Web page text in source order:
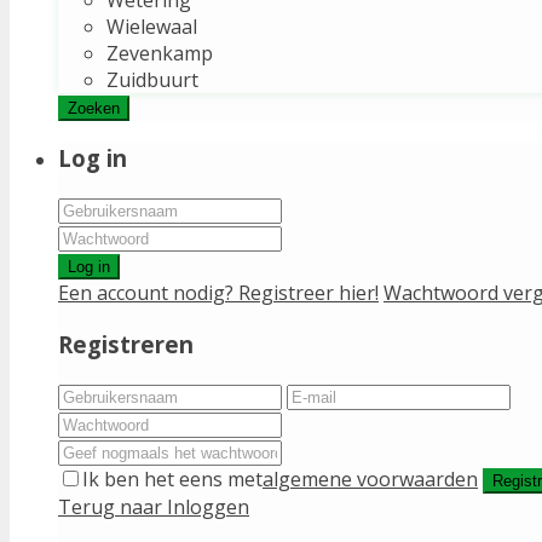
Wielewaal
Zevenkamp
Zuidbuurt
Zoeken
Log in
Log in
Een account nodig? Registreer hier! Wachtwoord
Registreren
Ik ben het eens metalgemene voorwaarden
Terug naar Inloggen